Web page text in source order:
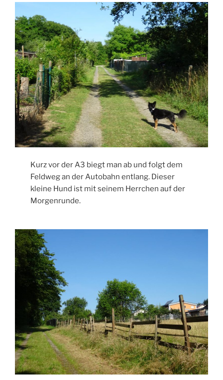
Kurz vor der A3 biegt man ab und folgt dem
Feldweg an der Autobahn entlang. Dieser
kleine Hund ist mit seinem Herrchen auf der
Morgenrunde.